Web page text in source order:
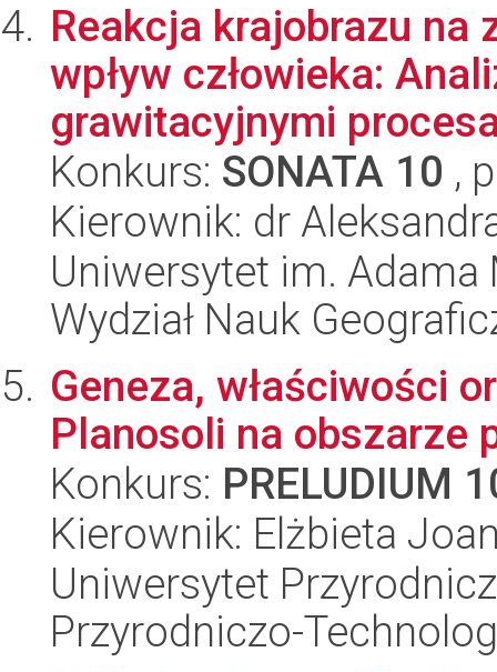
Reakcja krajobrazu na
wpływ człowieka:
grawitacyjnymi
Konkurs: SONATA 10 ,
Kierownik: dr
Uniwersytet im.
Wydział Nauk
Geneza, właściwości
Planosoli na obszarze
Konkurs: PRELUDIUM
Kierownik: Elżbieta
Uniwersytet
Przyrodniczo-